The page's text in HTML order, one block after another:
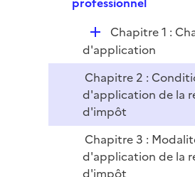
D
é
p
l
i
e
r
Chapitre 1 :
d'application
Chapitre 2 :
d'application de la
d'impôt
Chapitre 3 :
d'application de la
d'impôt